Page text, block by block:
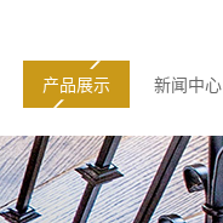
产品展示 新闻中心